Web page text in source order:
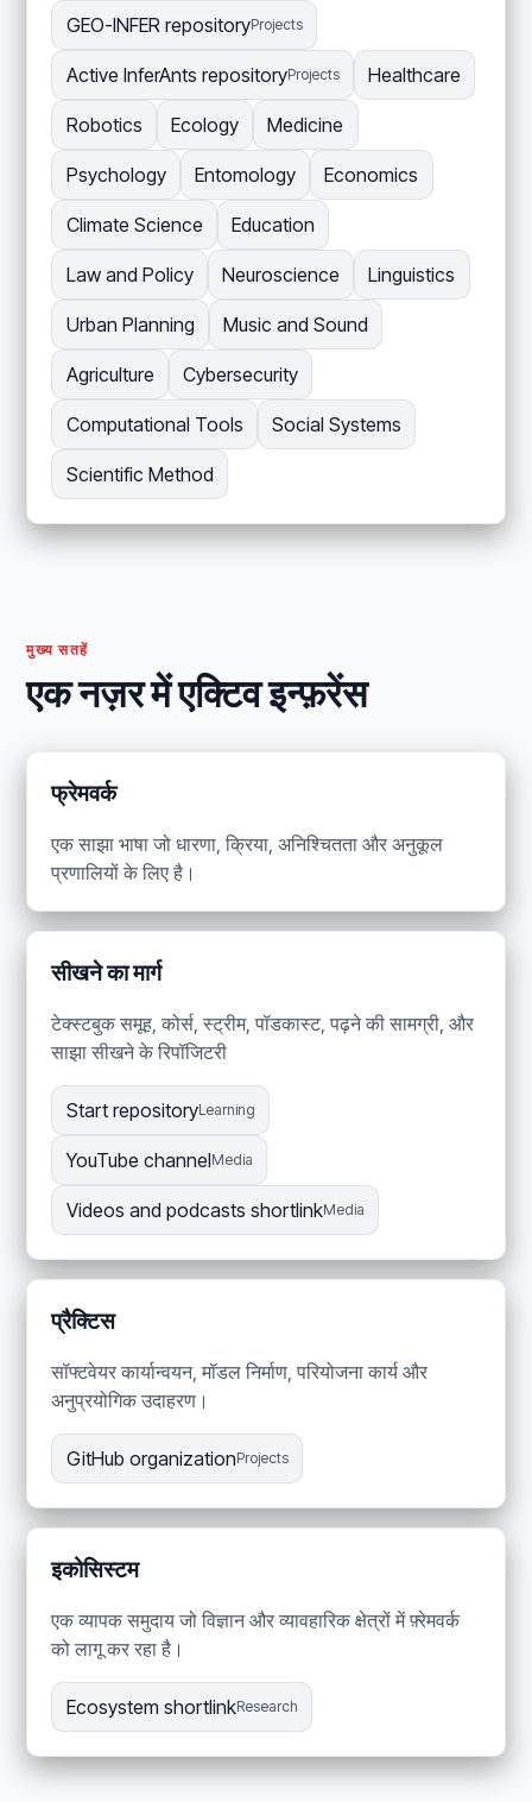
GEO-INFER repositoryProjects
Active InferAnts repositoryProjects Healthcare
Robotics Ecology Medicine
Psychology Entomology Economics
Climate Science Education
Law and Policy Neuroscience Linguistics
Urban Planning Music and Sound
Agriculture Cybersecurity
Computational Tools Social Systems
Scientific Method
मुख्य सतहें
एक नज़र में एक्टिव इन्फ़रेंस
फ्रेमवर्क
एक साझा भाषा जो धारणा, क्रिया, अनिश्चितता और अनुकूल
प्रणालियों के लिए है।
सीखने का मार्ग
टेक्स्टबुक समूह, कोर्स, स्ट्रीम, पॉडकास्ट, पढ़ने की सामग्री, और
साझा सीखने के रिपॉजिटरी
Start repositoryLearning
YouTube channelMedia
Videos and podcasts shortlinkMedia
प्रैक्टिस
सॉफ्टवेयर कार्यान्वयन, मॉडल निर्माण, परियोजना कार्य और
अनुप्रयोगिक उदाहरण।
GitHub organizationProjects
इकोसिस्टम
एक व्यापक समुदाय जो विज्ञान और व्यावहारिक क्षेत्रों में फ़्रेमवर्क
को लागू कर रहा है।
Ecosystem shortlinkResearch